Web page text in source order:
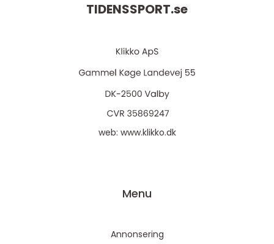
TIDENSSPORT.se
web: www.klikko.dk
Menu
Annonsering